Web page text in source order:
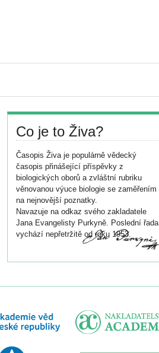
Co je to Živa?
Časopis Živa je populárně vědecký
časopis přinášející příspěvky z
biologických oborů a zvláštní rubriku
věnovanou výuce biologie se zaměřením
na nejnovější poznatky.
Navazuje na odkaz svého zakladatele
Jana Evangelisty Purkyně. Poslední řada
vychází nepřetržitě od roku 1953.